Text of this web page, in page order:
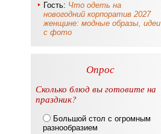
Гость: Что одеть на
новогодний корпоратив 2027
женщине: модные образы, идеи
с фото
Опрос
Сколько блюд вы готовите на
праздник?
разнообразием